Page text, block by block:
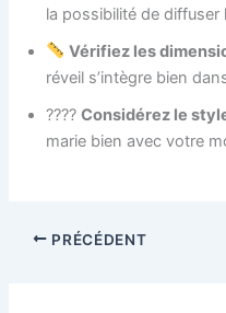
la possibilité de diffuser
Vérifiez les
réveil s’intègre bien
????Considérez le
marie bien avec votre
PRÉCÉDENT